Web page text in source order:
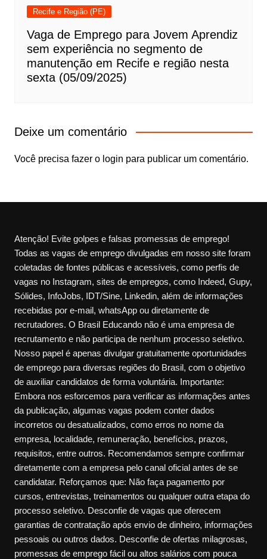
Recife e Região (PE)
Vaga de Emprego para Jovem Aprendiz
sem experiência no segmento de
manutenção em Recife e região nesta
sexta (05/09/2025)
Deixe um comentário
Você precisa fazer o login para publicar um comentário.
Atenção! Evite golpes e falsas promessas de emprego!
Todas as vagas de emprego divulgadas em nosso site foram
coletadas de fontes públicas e acessíveis, como perfis de
vagas no Instagram, sites de empregos, como Indeed, Gupy,
Sólides, InfoJobs, IDT/Sine, Linkedin, além de informações
recebidas por e-mail, whatsApp ou diretamente de
recrutadores. O Brasil Educando não é uma empresa de
recrutamento e não participa de nenhum processo seletivo.
Nosso papel é apenas divulgar gratuitamente oportunidades
de emprego para diversas regiões do Brasil, com o objetivo
de auxiliar candidatos de forma voluntária. Importante:
Embora nos esforcemos para verificar as informações antes
da publicação, algumas vagas podem conter dados
incorretos ou desatualizados, como erros no nome da
empresa, localidade, remuneração, benefícios, prazos,
requisitos, entre outros. Recomendamos sempre confirmar
diretamente com a empresa pelo canal oficial antes de se
candidatar. Reforçamos que: Não faça pagamento por
cursos, entrevistas, treinamentos ou qualquer outra etapa do
processo seletivo. Desconfie de vagas que oferecem
garantias de contratação após envio de dinheiro, informações
pessoais ou outros dados. Desconfie de ofertas milagrosas,
promessas de emprego fácil ou altos salários com pouca